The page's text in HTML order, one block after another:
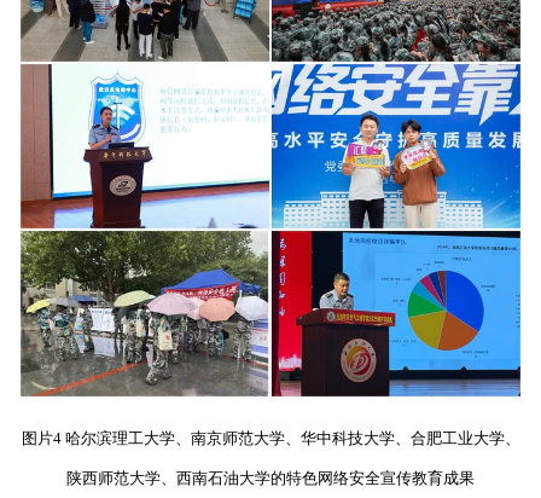
图片4 哈尔滨理工大学、南京师范大学、华中科技大学、合肥工业大学、
陕西师范大学、西南石油大学的特色网络安全宣传教育成果